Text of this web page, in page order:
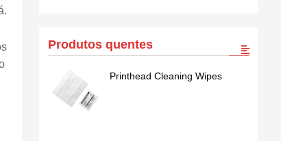
Produtos quentes
Printhead Cleaning Wipes